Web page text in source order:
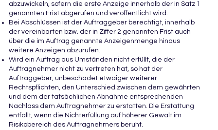
abzuwickeln, sofern die erste Anzeige innerhalb der in Satz 1
genannten Frist abgerufen und veröffentlicht wird.
Bei Abschlüssen ist der Auftraggeber berechtigt, innerhalb
der vereinbarten bzw. der in Ziffer 2 genannten Frist auch
über die im Auftrag genannte Anzeigenmenge hinaus
weitere Anzeigen abzurufen.
Wird ein Auftrag aus Umständen nicht erfüllt, die der
Auftragnehmer nicht zu vertreten hat, so hat der
Auftraggeber, unbeschadet etwaiger weiterer
Rechtspflichten, den Unterschied zwischen dem gewährten
und dem der tatsächlichen Abnahme entsprechenden
Nachlass dem Auftragnehmer zu erstatten. Die Erstattung
entfällt, wenn die Nichterfüllung auf höherer Gewalt im
Risikobereich des Auftragnehmers beruht.